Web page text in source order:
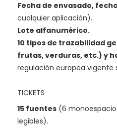
Fecha de envasado,
cualquier aplicación).
Lote alfanumérico.
10 tipos de trazabilidad
frutas, verduras, etc.) y
regulación europea vigente
TICKETS
15 fuentes (6
legibles).